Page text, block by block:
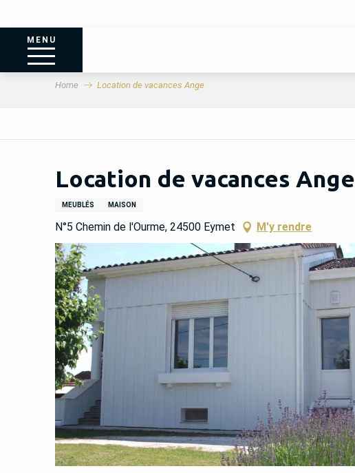
MENU
Home Location de vacances Ange
Location de vacances Ange
MEUBLÉS MAISON
N°5 Chemin de l'Ourme, 24500 Eymet M'y rendre